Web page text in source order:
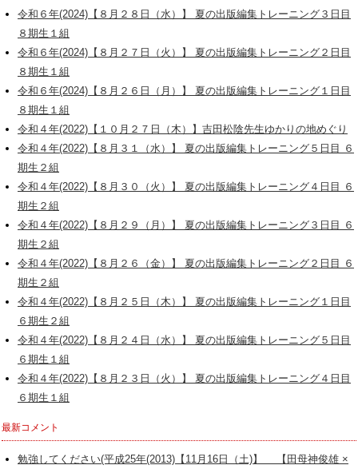
令和６年(2024)【８月２８日（水）】 夏の出版編集トレーニング３日目
８期生１組
令和６年(2024)【８月２７日（火）】 夏の出版編集トレーニング２日目
８期生１組
令和６年(2024)【８月２６日（月）】 夏の出版編集トレーニング１日目
８期生１組
令和４年(2022)【１０月２７日（木）】吉田松陰先生ゆかりの地めぐり
令和４年(2022)【８月３１（水）】 夏の出版編集トレーニング５日目 ６
期生２組
令和４年(2022)【８月３０（火）】 夏の出版編集トレーニング４日目 ６
期生２組
令和４年(2022)【８月２９（月）】 夏の出版編集トレーニング３日目 ６
期生２組
令和４年(2022)【８月２６（金）】 夏の出版編集トレーニング２日目 ６
期生２組
令和４年(2022)【８月２５日（木）】 夏の出版編集トレーニング１日目
６期生２組
令和４年(2022)【８月２４日（水）】 夏の出版編集トレーニング５日目
６期生１組
令和４年(2022)【８月２３日（火）】 夏の出版編集トレーニング４日目
６期生１組
最新コメント
勉強してください(平成25年(2013)【11月16日（土)】 【田母神俊雄 ×